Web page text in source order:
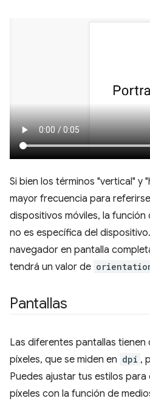
Si bien los términos "vertical" y
mayor frecuencia para
dispositivos móviles, la función
no es específica del
navegador en pantalla
tendrá un valor de
Pantallas
Las diferentes pantallas
píxeles, que se miden en dpi ,
Puedes ajustar tus estilos
píxeles con la función de